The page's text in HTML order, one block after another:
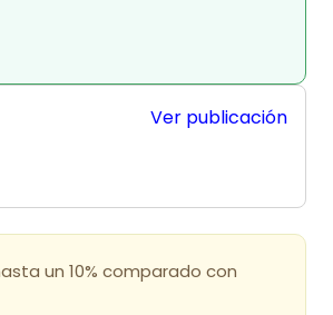
Ver publicación
un 10% comparado con